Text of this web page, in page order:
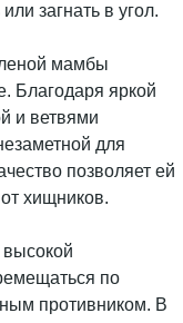
загнать в угол.
мамбы
Благодаря яркой
и ветвями
для
позволяет ей
хищников.
по
противником. В